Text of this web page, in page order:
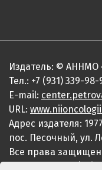
Издатель: © АННМО
Тел.: +7 (931) 339-98-
E-mail:
URL:
Адрес издателя:
пос. Песочный, ул.
Все права